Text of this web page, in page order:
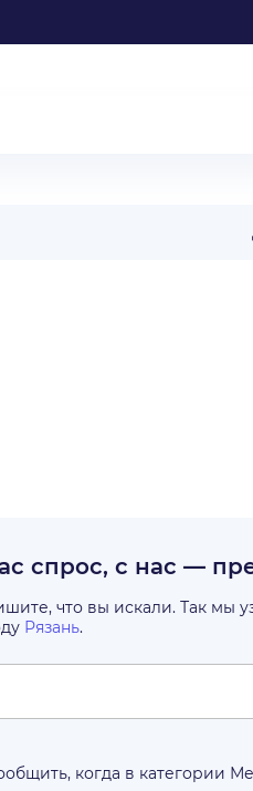
спрос, с нас —
что вы искали. Так мы
Рязань.
когда в категории